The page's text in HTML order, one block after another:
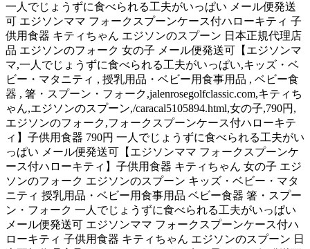
一人でじょうずに食べられる工夫がいっぱい メール便発送
可 エジソンママ フォークスプーンケース付ハローキティ 子
供用食器 キティちゃん エジソンのスプーン 日本正規代理店
品 エジソンのフォーク 女の子 メール便発送可【エジソンマ
マ,一人でじょうずに食べられる工夫がいっぱい,キッズ・ベ
ビー・マタニティ , 授乳用品・ベビー用食事用品 , ベビー食
器 , 箸・スプーン・フォーク,jalenrosegolfclassic.com,キティち
ゃん,エジソンのスプーン,/caracal5105894.html,女の子,790円,
エジソンのフォーク,フォークスプーンケース付ハローキテ
ィ】子供用食器 790円 一人でじょうずに食べられる工夫がい
っぱい メール便発送可【エジソンママ フォークスプーンケ
ース付ハローキティ】子供用食器 キティちゃん 女の子 エジ
ソンのフォーク エジソンのスプーン キッズ・ベビー・マタ
ニティ 授乳用品・ベビー用食事用品 ベビー食器 箸・スプー
ン・フォーク 一人でじょうずに食べられる工夫がいっぱい
メール便発送可 エジソンママ フォークスプーンケース付ハ
ローキティ 子供用食器 キティちゃん エジソンのスプーン 日